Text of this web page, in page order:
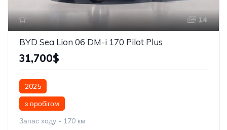
14
BYD Sea Lion 06 DM-i 170 Pilot Plus
31,700$
2025
з пробігом
Запас ходу - 170 км